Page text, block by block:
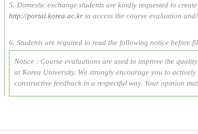
5. Domestic exchange students are kindly requested to
http://portal.korea.ac.krto access the course evaluation
6. Students are required to read the following notice before
Notice : Course evaluations are used to improve the
at Korea University. We strongly encourage you to
constructive feedback in a respectful way. Your opinion